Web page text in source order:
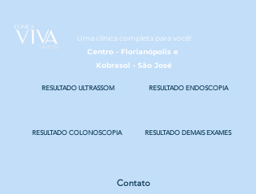
Uma clínica completa para você!
Centro - Florianópolis e
Kobrasol - São José
Contato
RESULTADO ULTRASSOM RESULTADO ENDOSCOPIA
RESULTADO COLONOSCOPIA RESULTADO DEMAIS EXAMES